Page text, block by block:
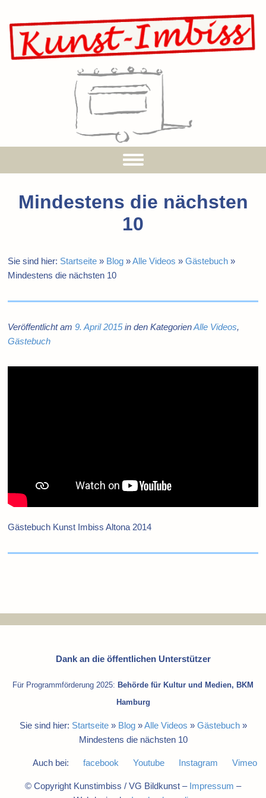
Mindestens die nächsten
10
Sie sind hier: Startseite » Blog »Alle Videos »Gästebuch »
Mindestens die nächsten 10
Veröffentlicht am9. April 2015in den KategorienAlle Videos,
Gästebuch
Gästebuch Kunst Imbiss Altona 2014
Dank an die öffentlichen Unterstützer
Für Programmförderung 2025: Behörde für Kultur und Medien, BKM
Hamburg
Sie sind hier: Startseite» Blog»Alle Videos » Gästebuch»
Mindestens die nächsten 10
Auch bei: facebook Youtube Instagram Vimeo
© Copyright Kunstimbiss / VG Bildkunst – Impressum –